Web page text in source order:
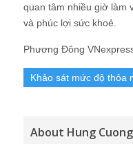
quan tâm nhiều giờ làm
và phúc lợi sức khoẻ.
Phương Đông
Khảo sát mức độ thỏa
About Hung